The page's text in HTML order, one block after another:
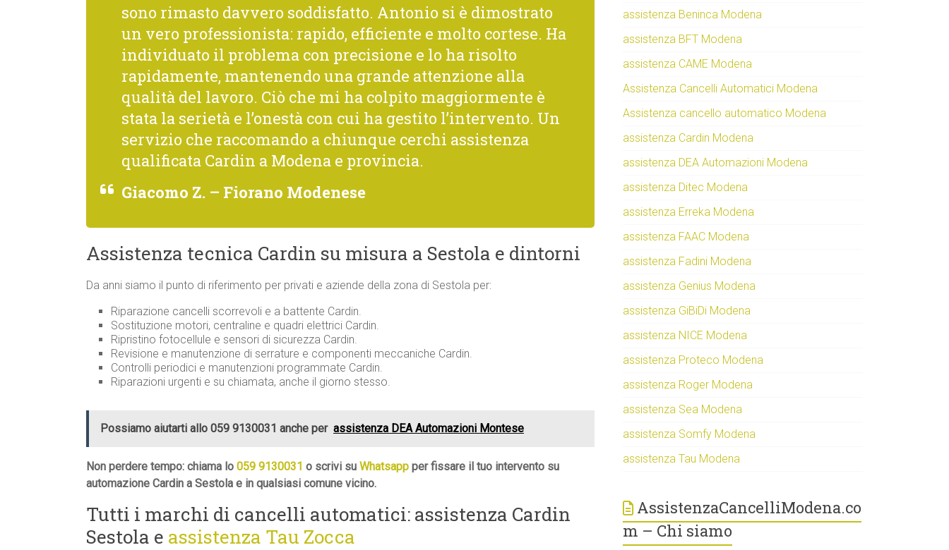
sono rimasto davvero soddisfatto. Antonio si è dimostrato
un vero professionista: rapido, efficiente e molto cortese. Ha
individuato il problema con precisione e lo ha risolto
rapidamente, mantenendo una grande attenzione alla
qualità del lavoro. Ciò che mi ha colpito maggiormente è
stata la serietà e l’onestà con cui ha gestito l’intervento. Un
servizio che raccomando a chiunque cerchi assistenza
qualificata Cardin a Modena e provincia.
Giacomo Z. – Fiorano Modenese
Assistenza tecnica Cardin su misura a Sestola e dintorni
Da anni siamo il punto di riferimento per privati e aziende della zona di Sestola per:
Riparazione cancelli scorrevoli e a battente Cardin.
Sostituzione motori, centraline e quadri elettrici Cardin.
Ripristino fotocellule e sensori di sicurezza Cardin.
Revisione e manutenzione di serrature e componenti meccaniche Cardin.
Controlli periodici e manutenzioni programmate Cardin.
Riparazioni urgenti e su chiamata, anche il giorno stesso.
Possiamo aiutarti allo 059 9130031 anche per assistenza DEA Automazioni Montese
Non perdere tempo: chiama lo 059 9130031 o scrivi su Whatsapp per fissare il tuo intervento su
automazione Cardin a Sestola e in qualsiasi comune vicino.
Tutti i marchi di cancelli automatici: assistenza Cardin
Sestola e assistenza Tau Zocca
assistenza Beninca Modena
assistenza BFT Modena
assistenza CAME Modena
Assistenza Cancelli Automatici Modena
Assistenza cancello automatico Modena
assistenza Cardin Modena
assistenza DEA Automazioni Modena
assistenza Ditec Modena
assistenza Erreka Modena
assistenza FAAC Modena
assistenza Fadini Modena
assistenza Genius Modena
assistenza GiBiDi Modena
assistenza NICE Modena
assistenza Proteco Modena
assistenza Roger Modena
assistenza Sea Modena
assistenza Somfy Modena
assistenza Tau Modena
AssistenzaCancelliModena.co
m – Chi siamo